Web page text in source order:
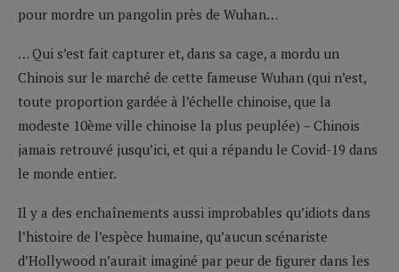
pour mordre un pangolin près de Wuhan…
… Qui s’est fait capturer et, dans sa cage, a mordu un
Chinois sur le marché de cette fameuse Wuhan (qui n’est,
toute proportion gardée à l’échelle chinoise, que la
modeste 10ème ville chinoise la plus peuplée) – Chinois
jamais retrouvé jusqu’ici, et qui a répandu le Covid-19 dans
le monde entier.
Il y a des enchaînements aussi improbables qu’idiots dans
l’histoire de l’espèce humaine, qu’aucun scénariste
d’Hollywood n’aurait imaginé par peur de figurer dans les